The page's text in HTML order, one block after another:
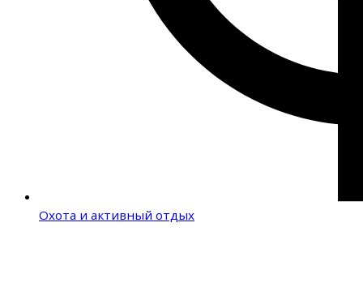
Охота и активный отдых